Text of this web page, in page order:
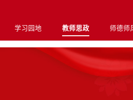
学习园地 教师思政 师德师